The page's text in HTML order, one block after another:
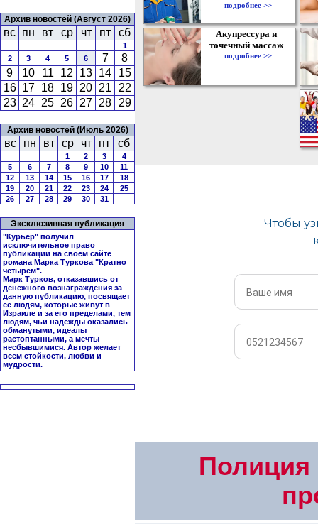
Архив новостей (Август 2026)
вс пн вт ср чт пт сб
1
2
3 4 5 6 7
8
9
10 11 12 13 14
15
16 17 18 19 20 21
22
23 24 25 26 27 28 29
Архив новостей (Июль 2026)
вс пн вт ср чт пт сб
1 2 3
4
5
6 7 8 9 10
11
12
13 14 15 16 17
18
19
20 21 22 23 24
25
26
27 28 29 30 31
Эксклюзивная публикация
"Курьер" получил
исключительное право
публикации на своем сайте
романа Марка Туркова "Кратно
четырем".
Марк Турков, отказавшись от
денежного вознаграждения за
данную публикацию, посвящает
ее людям, которые живут в
Израиле и за его пределами, тем
людям, чьи надежды оказались
обманутыми, идеалы
растоптанными, а мечты
несбывшимися. Автор желает
всем стойкости, любви и
мудрости.
подробнее >>
Акупрессура и
точечный массаж
подробнее >>
Полиция